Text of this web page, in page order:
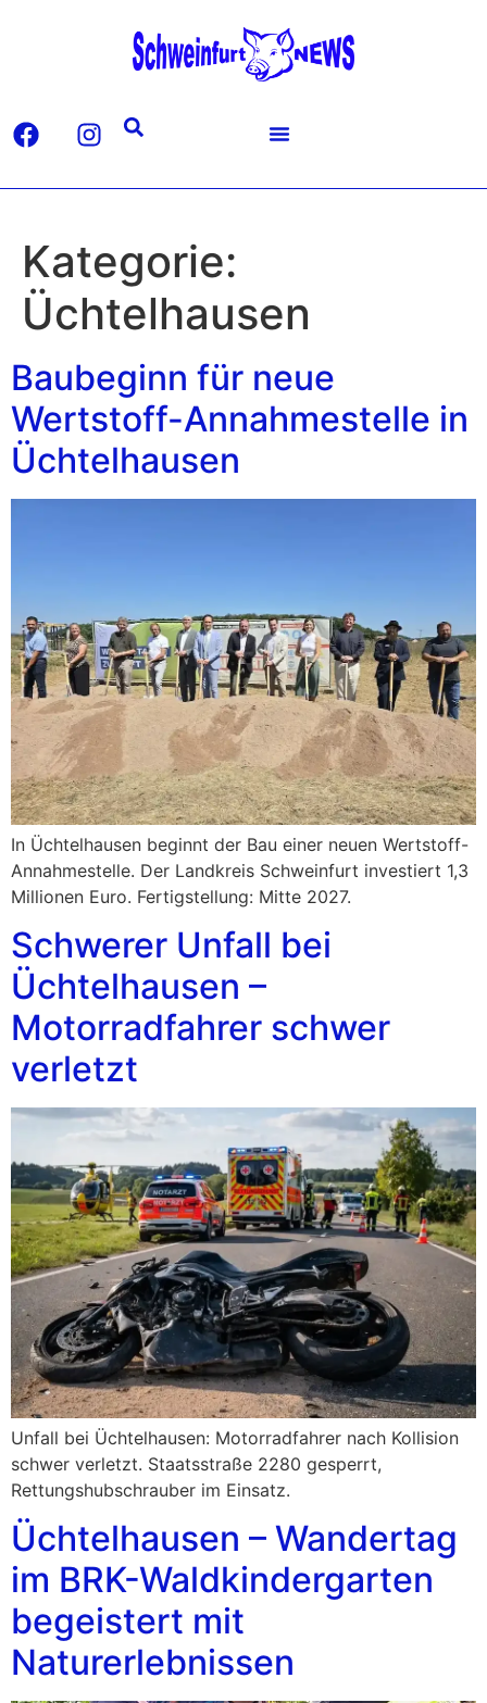
Kategorie:
Üchtelhausen
Baubeginn für neue
Wertstoff-Annahmestelle in
Üchtelhausen
In Üchtelhausen beginnt der Bau einer neuen Wertstoff-
Annahmestelle. Der Landkreis Schweinfurt investiert 1,3
Millionen Euro. Fertigstellung: Mitte 2027.
Schwerer Unfall bei
Üchtelhausen –
Motorradfahrer schwer
verletzt
Unfall bei Üchtelhausen: Motorradfahrer nach Kollision
schwer verletzt. Staatsstraße 2280 gesperrt,
Rettungshubschrauber im Einsatz.
Üchtelhausen – Wandertag
im BRK-Waldkindergarten
begeistert mit
Naturerlebnissen